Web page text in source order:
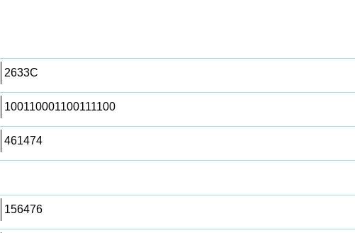
2633C
100110001100111100
461474
156476